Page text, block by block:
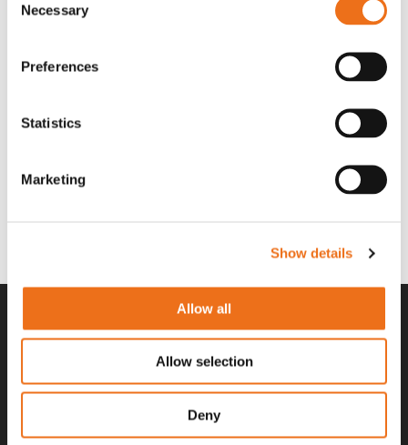
Selection
Necessary
Preferences
Statistics
Marketing
Show details
Allow all
Allow selection
Deny
Lägg till i varukorg
stämpellogotyp Avant
T-shirt svart 2xl med avant-
(ex. moms)